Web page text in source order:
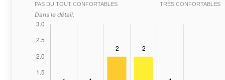
PAS DU TOUT CONFORTABLES TRÈS CONFORTABLES
Dans le détail,